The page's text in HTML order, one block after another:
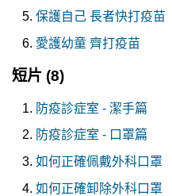
保護自己 長者快打疫苗
愛護幼童 齊打疫苗
短片 (8)
防疫診症室 - 潔手篇
防疫診症室 - 口罩篇
如何正確佩戴外科口罩
如何正確卸除外科口罩